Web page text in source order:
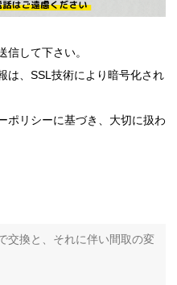
信して下さい。
は、SSL技術により暗号化され
ポリシーに基づき、大切に扱わ